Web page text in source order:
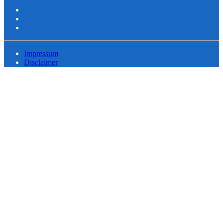
Impressum
Disclaimer